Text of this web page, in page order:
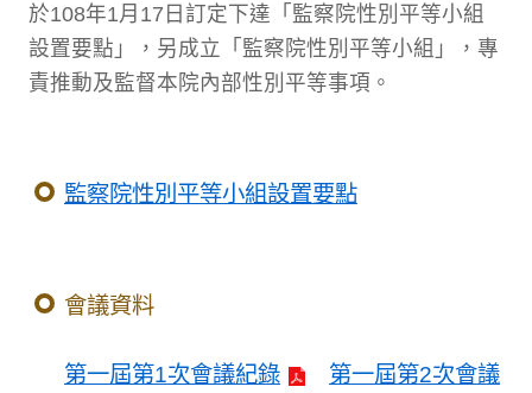
於108年1月17日訂定下達「監察院性別平等小組
設置要點」，另成立「監察院性別平等小組」，專
責推動及監督本院內部性別平等事項。
監察院性別平等小組設置要點
會議資料
第一屆第1次會議紀錄
第一屆第2次會議